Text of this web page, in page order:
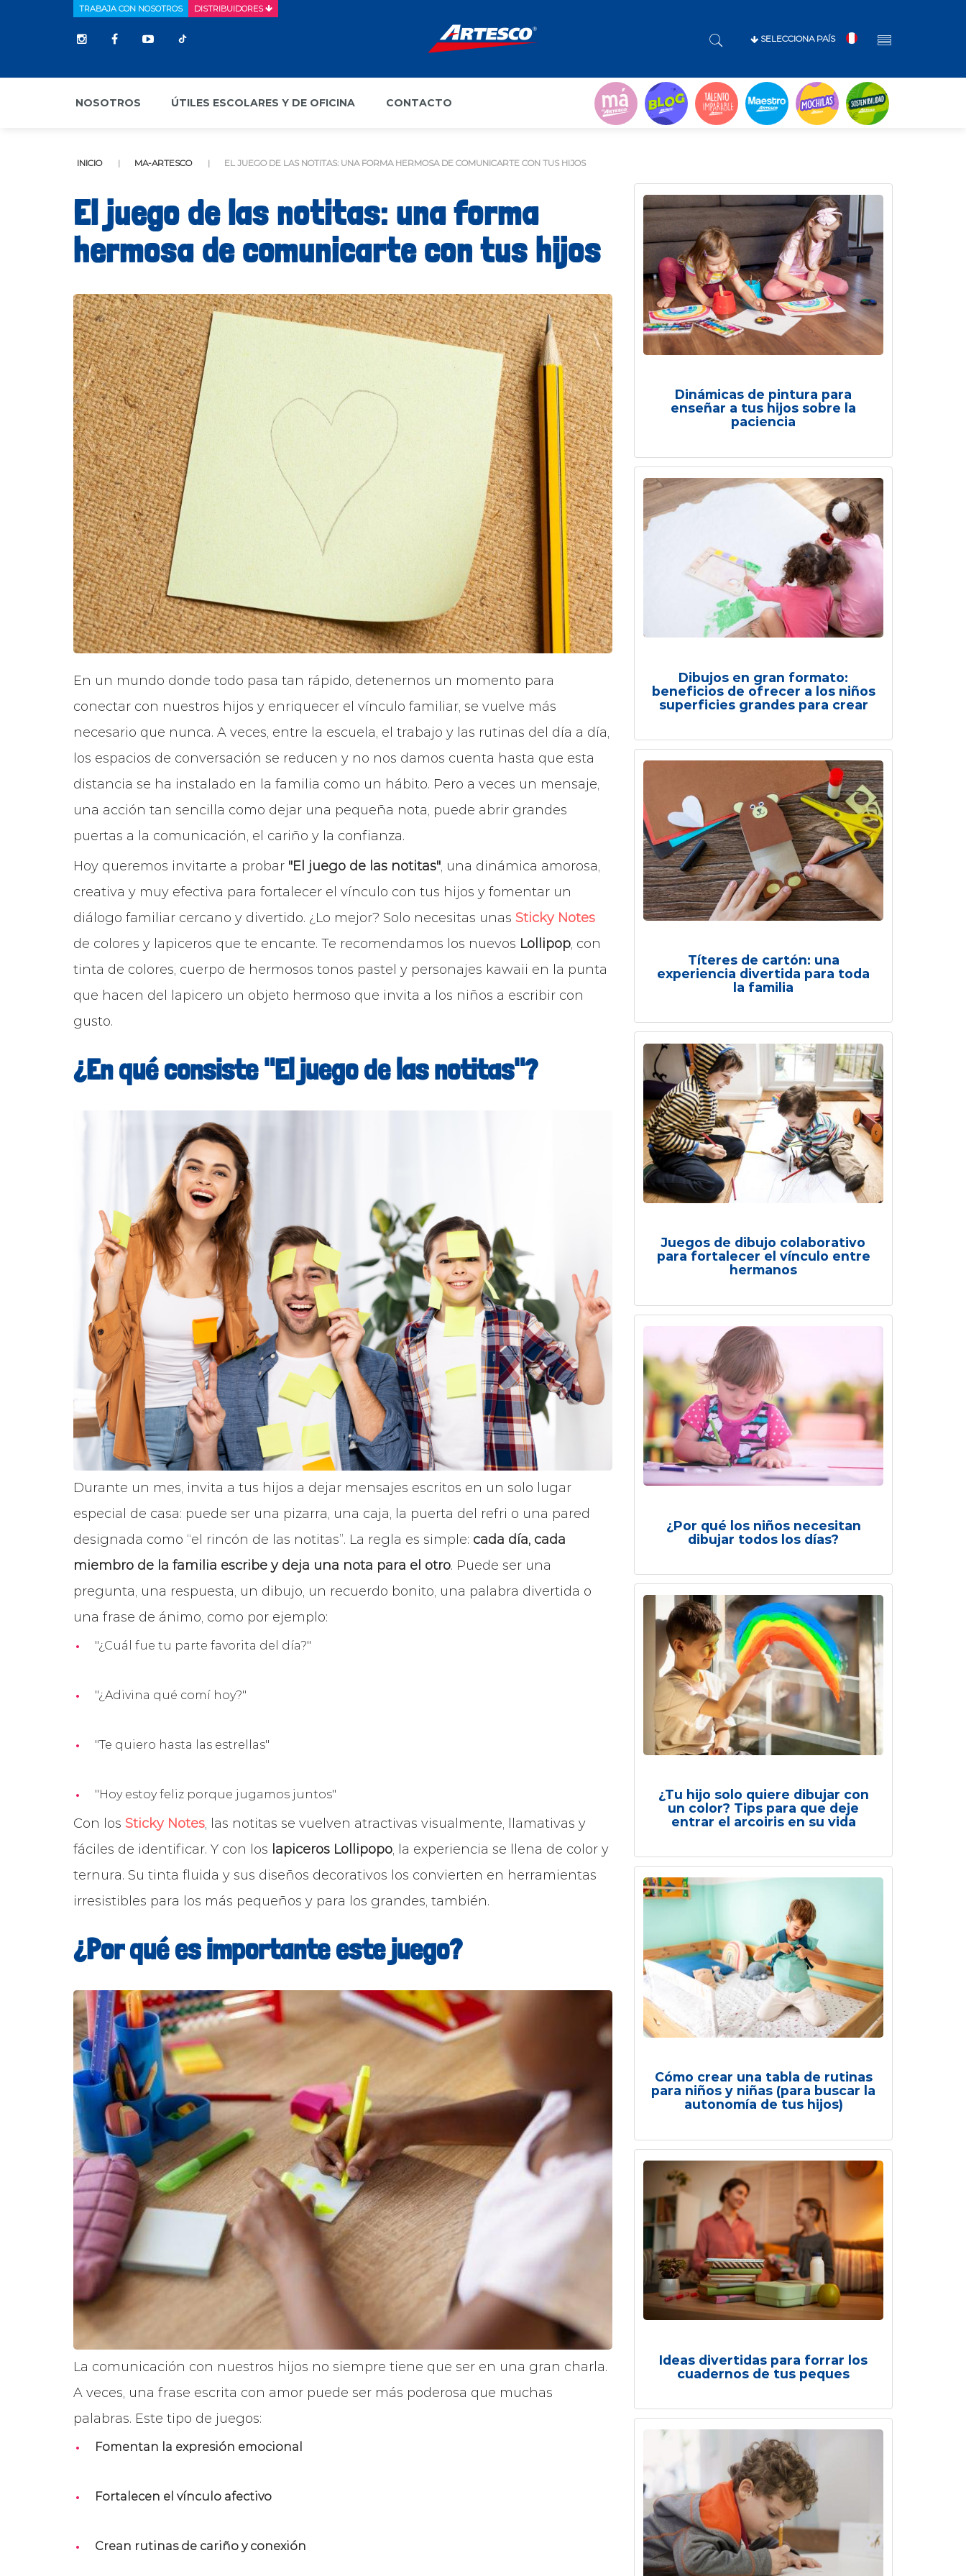
TRABAJA CON NOSOTROS DISTRIBUIDORES
SELECCIONA PAÍS
NOSOTROS ÚTILES ESCOLARES Y DE OFICINA CONTACTO
INICIO MA-ARTESCO EL JUEGO DE LAS NOTITAS: UNA FORMA HERMOSA DE COMUNICARTE CON TUS HIJOS
El juego de las notitas: una forma
hermosa de comunicarte con tus hijos
En un mundo donde todo pasa tan rápido, detenernos un momento para
conectar con nuestros hijos y enriquecer el vínculo familiar, se vuelve más
necesario que nunca. A veces, entre la escuela, el trabajo y las rutinas del día a día,
los espacios de conversación se reducen y no nos damos cuenta hasta que esta
distancia se ha instalado en la familia como un hábito. Pero a veces un mensaje,
una acción tan sencilla como dejar una pequeña nota, puede abrir grandes
puertas a la comunicación, el cariño y la confianza.
Hoy queremos invitarte a probar "El juego de las notitas", una dinámica amorosa,
creativa y muy efectiva para fortalecer el vínculo con tus hijos y fomentar un
diálogo familiar cercano y divertido. ¿Lo mejor? Solo necesitas unas Sticky Notes
de colores y lapiceros que te encante. Te recomendamos los nuevos Lollipop, con
tinta de colores, cuerpo de hermosos tonos pastel y personajes kawaii en la punta
que hacen del lapicero un objeto hermoso que invita a los niños a escribir con
gusto.
¿En qué consiste "El juego de las notitas"?
Durante un mes, invita a tus hijos a dejar mensajes escritos en un solo lugar
especial de casa: puede ser una pizarra, una caja, la puerta del refri o una pared
designada como “el rincón de las notitas”. La regla es simple: cada día, cada
miembro de la familia escribe y deja una nota para el otro. Puede ser una
pregunta, una respuesta, un dibujo, un recuerdo bonito, una palabra divertida o
una frase de ánimo, como por ejemplo:
"¿Cuál fue tu parte favorita del día?"
"¿Adivina qué comí hoy?"
"Te quiero hasta las estrellas"
"Hoy estoy feliz porque jugamos juntos"
Con los Sticky Notes, las notitas se vuelven atractivas visualmente, llamativas y
fáciles de identificar. Y con los lapiceros Lollipopo, la experiencia se llena de color y
ternura. Su tinta fluida y sus diseños decorativos los convierten en herramientas
irresistibles para los más pequeños y para los grandes, también.
¿Por qué es importante este juego?
La comunicación con nuestros hijos no siempre tiene que ser en una gran charla.
A veces, una frase escrita con amor puede ser más poderosa que muchas
palabras. Este tipo de juegos:
Fomentan la expresión emocional
Fortalecen el vínculo afectivo
Crean rutinas de cariño y conexión
Dinámicas de pintura para
enseñar a tus hijos sobre la
paciencia
Dibujos en gran formato:
beneficios de ofrecer a los niños
superficies grandes para crear
Títeres de cartón: una
experiencia divertida para toda
la familia
Juegos de dibujo colaborativo
para fortalecer el vínculo entre
hermanos
¿Por qué los niños necesitan
dibujar todos los días?
¿Tu hijo solo quiere dibujar con
un color? Tips para que deje
entrar el arcoiris en su vida
Cómo crear una tabla de rutinas
para niños y niñas (para buscar la
autonomía de tus hijos)
Ideas divertidas para forrar los
cuadernos de tus peques